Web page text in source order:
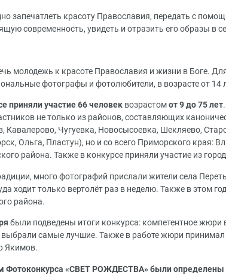
запечатлеть красоту Православия, передать с
современность, увидеть и отразить его образы в
молодежь к красоте Православия и жизни в Боге.
фотографы и фотолюбители, в возрасте от 14
приняли участие 66 человек возрастомот 9 до 75 лет
не только из районов, составляющих
Кавалерово, Чугуевка, Новосысоевка, Шекляево,
Ольга, Пластун), но и со всего Приморского края:
района. Также в конкурсе приняли участие из
много фотографий прислали жители села
ходит только вертолёт раз в неделю. Также в этом
района.
были подведены итоги конкурса: компетентное жюри
самые лучшие. Также в работе жюри принимал
Якимов.
Фотоконкурса «СВЕТ РОЖДЕСТВА» были